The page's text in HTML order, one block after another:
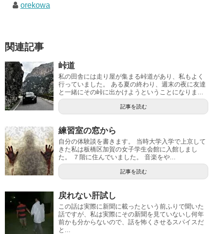
orekowa
関連記事
峠道
私の田舎には走り屋が集まる峠道があり、私もよく
行っていました。 ある夏の終わり、週末の夜に友達
と一緒にその峠に出かけようということになりま...
記事を読む
練習室の窓から
自分の体験談を書きます。 当時大学入学で上京して
きた私は板橋区加賀の女子学生会館に入館しまし
た。 ７階に住んでいました。 音楽をや...
記事を読む
戻れない肝試し
この話は実際に新聞に載ったという前ふりで聞いた
話ですが、私は実際にその新聞を見ていないし何年
前かも分からないので、話を怖くさせるスパイスだ
と...